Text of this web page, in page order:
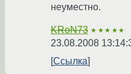
неуместно.
KRoN73 ★★★★★
23.08.2008
Ссылка